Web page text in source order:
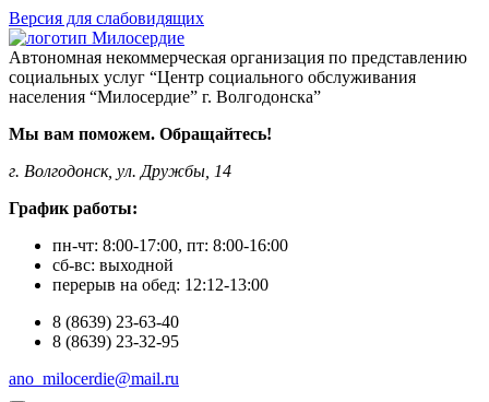
Версия для слабовидящих
Автономная некоммерческая организация по представлению
социальных услуг “Центр социального обслуживания
населения “Милосердие” г. Волгодонска”
Мы вам поможем. Обращайтесь!
г. Волгодонск, ул. Дружбы, 14
График работы:
пн-чт: 8:00-17:00, пт: 8:00-16:00
сб-вс: выходной
перерыв на обед: 12:12-13:00
8 (8639) 23-63-40
8 (8639) 23-32-95
ano_milocerdie@mail.ru